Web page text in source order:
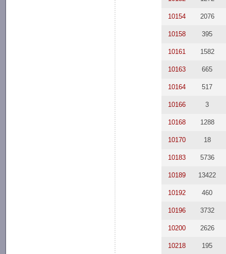
10154 2076
10158 395
10161 1582
10163 665
10164 517
10166 3
10168 1288
10170 18
10183 5736
10189 13422
10192 460
10196 3732
10200 2626
10218 195